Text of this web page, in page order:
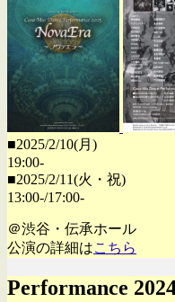
■2025/2/10(月)
19:00-
■2025/2/11(火・祝)
13:00-/17:00-
＠渋谷・伝承ホール
公演の詳細はこちら
Performance